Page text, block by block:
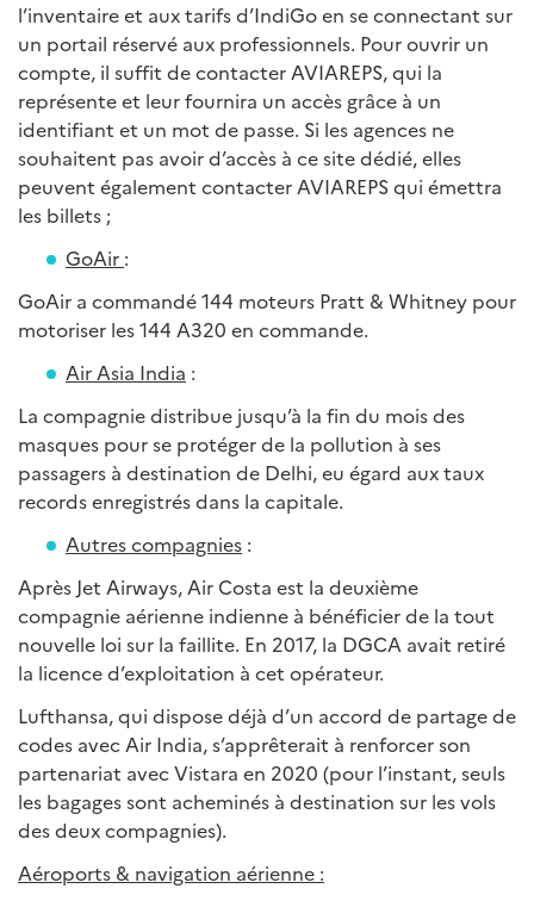
l’inventaire et aux tarifs d’IndiGo en se connectant sur
un portail réservé aux professionnels. Pour ouvrir un
compte, il suffit de contacter AVIAREPS, qui la
représente et leur fournira un accès grâce à un
identifiant et un mot de passe. Si les agences ne
souhaitent pas avoir d’accès à ce site dédié, elles
peuvent également contacter AVIAREPS qui émettra
les billets ;
GoAir :
GoAir a commandé 144 moteurs Pratt & Whitney pour
motoriser les 144 A320 en commande.
Air Asia India :
La compagnie distribue jusqu’à la fin du mois des
masques pour se protéger de la pollution à ses
passagers à destination de Delhi, eu égard aux taux
records enregistrés dans la capitale.
Autres compagnies :
Après Jet Airways, Air Costa est la deuxième
compagnie aérienne indienne à bénéficier de la tout
nouvelle loi sur la faillite. En 2017, la DGCA avait retiré
la licence d’exploitation à cet opérateur.
Lufthansa, qui dispose déjà d’un accord de partage de
codes avec Air India, s’apprêterait à renforcer son
partenariat avec Vistara en 2020 (pour l’instant, seuls
les bagages sont acheminés à destination sur les vols
des deux compagnies).
Aéroports & navigation aérienne :